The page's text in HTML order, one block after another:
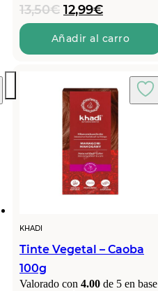
13,50€ El
precio
original
era:
12,99€El
precio
actual
es:
Añadir al carro
KHADI
Tinte Vegetal – Caoba
100g
Valorado con 4.00 de 5 en base